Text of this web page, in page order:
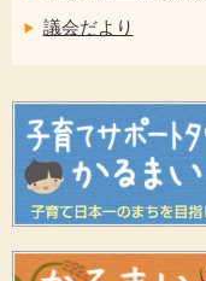
議会だより